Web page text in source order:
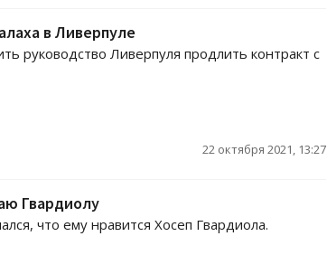
в Ливерпуле
руководство Ливерпуля продлить контракт с
22 октября 2021, 13:27
Гвардиолу
что ему нравится Хосеп Гвардиола.